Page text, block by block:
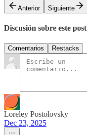
Anterior
Siguiente
Discusión sobre este post
Comentarios Restacks
Loreley Postolovsky
Dec 23, 2025